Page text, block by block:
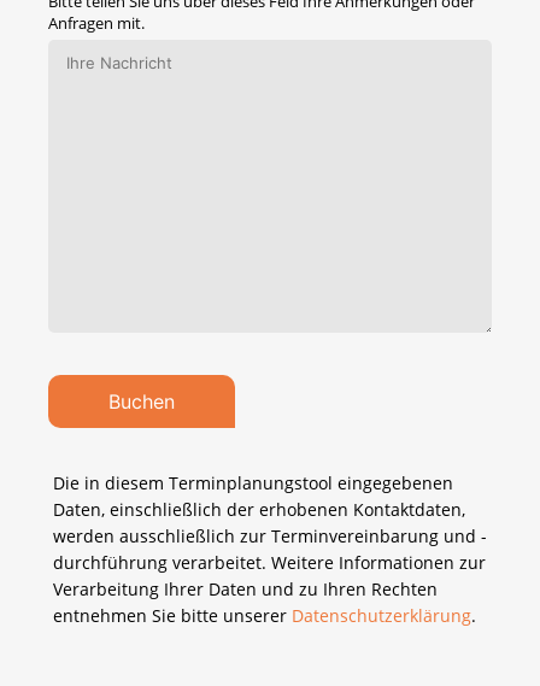
Anfragen mit.
Die in diesem Terminplanungstool eingegebenen
Daten, einschließlich der erhobenen Kontaktdaten,
werden ausschließlich zur Terminvereinbarung und -
durchführung verarbeitet. Weitere Informationen zur
Verarbeitung Ihrer Daten und zu Ihren Rechten
entnehmen Sie bitte unserer Datenschutzerklärung.